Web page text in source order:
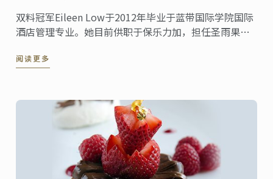
双料冠军Eileen Low于2012年毕业于蓝带国际学院国际
酒店管理专业。她目前供职于保乐力加，担任圣雨果
识对我现在的工作都极有价值。如果没有蓝带，就没有
阅读更多